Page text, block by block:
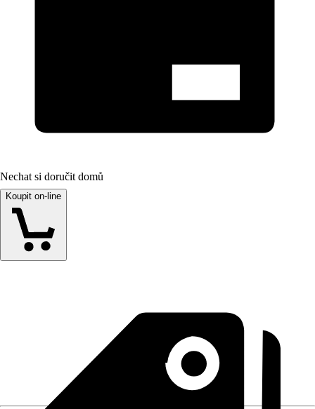
Nechat si doručit domů
Koupit on-line